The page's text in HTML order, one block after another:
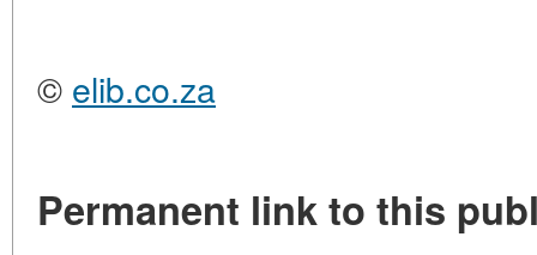
© elib.co.za
Permanent link to this